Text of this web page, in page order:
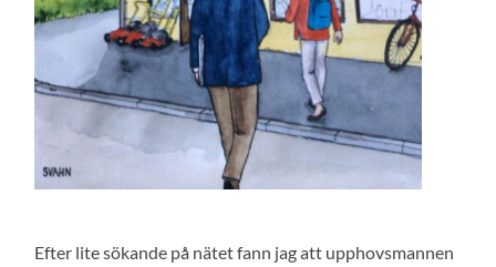
Efter lite sökande på nätet fann jag att upphovsmannen